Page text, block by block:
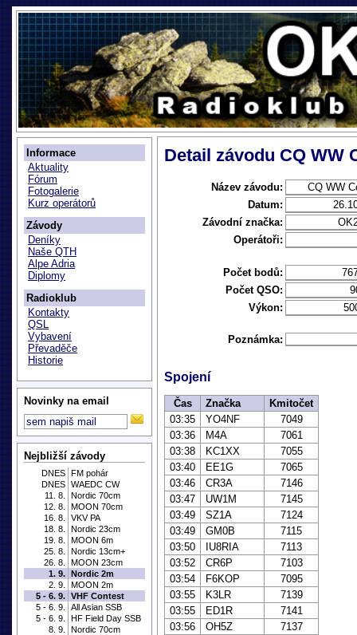
Informace
Aktuality
Fórum
Fotogalerie
Kurz operátorů
Závody
Deníky
Naše QTH
Alpe Adria
Diplomy
Radioklub
Kontakty
QSL
Vybavení
Převaděče
Historie
Novinky na email
Nejbližší závody
DNES FM pohár
DNES WAEDC CW
11. 8.
Nordic 70cm
12. 8.
MOON 70cm
16. 8.
VKV PA
18. 8.
Nordic 23cm
19. 8.
MOON 6m
25. 8.
Nordic 13cm+
26. 8.
MOON 23cm
1. 9. Nordic 2m
2. 9.
MOON 2m
5 - 6. 9. VHF Contest
5 - 6. 9.
All Asian SSB
5 - 6. 9.
HF Field Day SSB
8. 9.
Nordic 70cm
Detail závodu CQ WW
Název závodu:
CQ WW
Datum:
Závodní značka:
Operátoři:
Počet bodů:
Počet QSO:
Výkon:
Poznámka:
Spojení
Čas Značka
Kmitočet
03:35
YO4NF
7049
03:36
M4A
7061
03:38
KC1XX
7055
03:40
EE1G
7065
03:46
CR3A
7146
03:47
UW1M
7145
03:49
SZ1A
7124
03:49
GM0B
7115
03:50
IU8RIA
7113
03:52
CR6P
7103
03:54
F6KOP
7095
03:55
K3LR
7139
03:55
ED1R
7141
03:56
OH5Z
7137